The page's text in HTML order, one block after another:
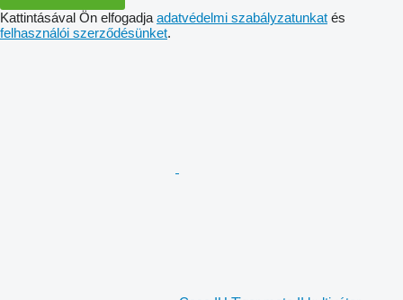
Kattintásával Ön elfogadja adatvédelmi szabályzatunkat és
felhasználói szerződésünket.